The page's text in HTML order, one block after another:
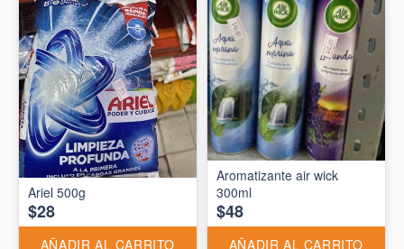
Ariel 500g
$28
AÑADIR AL CARRITO
Aromatizante air wick
300ml
$48
AÑADIR AL CARRITO